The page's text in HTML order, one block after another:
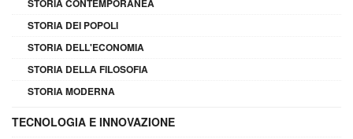
STORIA CONTEMPORANEA
STORIA DEI POPOLI
STORIA DELL'ECONOMIA
STORIA DELLA FILOSOFIA
STORIA MODERNA
TECNOLOGIA E INNOVAZIONE